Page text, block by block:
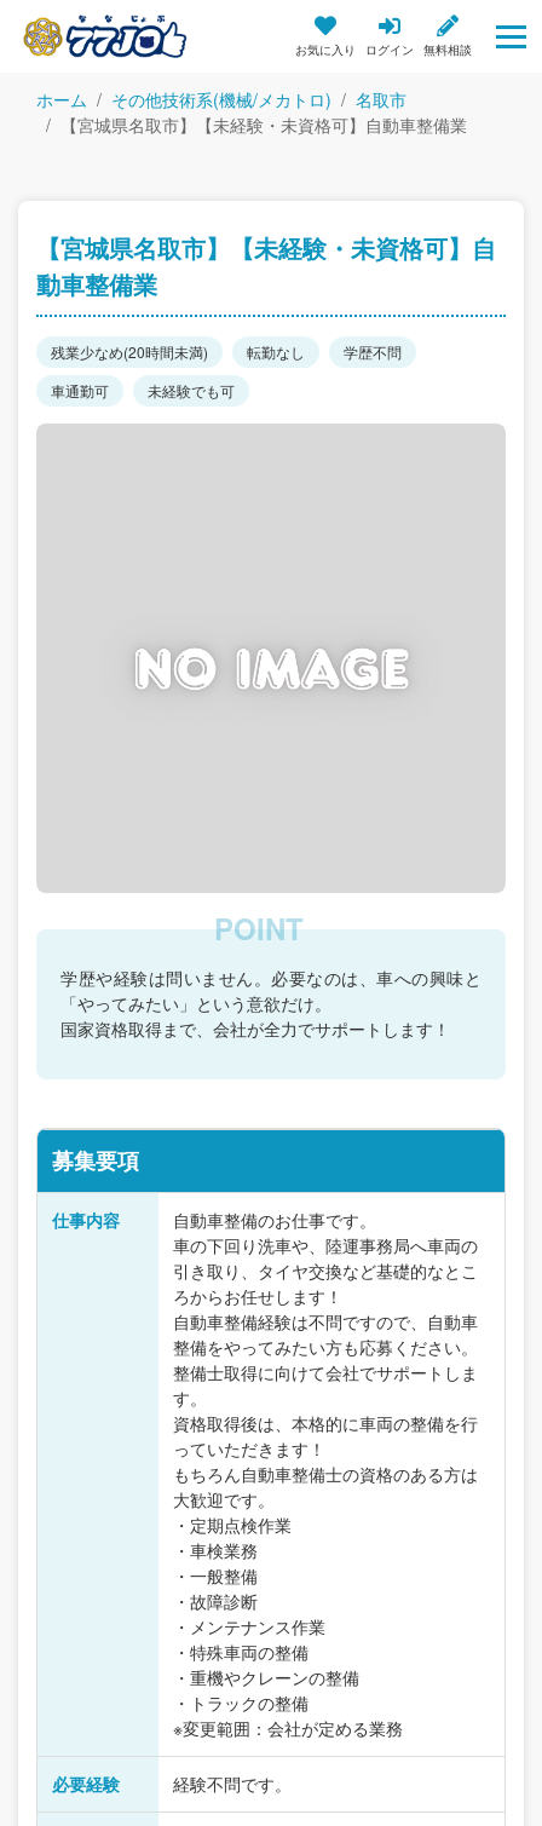
お気に入り ログイン 無料相談
ホーム その他技術系(機械/メカトロ)
名取市
【宮城県名取市】【未経験・未資格可】自動車整備業
【宮城県名取市】【未経験・未資格可】自
動車整備業
残業少なめ(20時間未満) 転勤なし
学歴不問
車通勤可
未経験でも可
学歴や経験は問いません。必要なのは、車への興味と
「やってみたい」という意欲だけ。
国家資格取得まで、会社が全力でサポートします！
募集要項
仕事内容
自動車整備のお仕事です。
車の下回り洗車や、陸運事務局へ車両の
引き取り、タイヤ交換など基礎的なとこ
ろからお任せします！
自動車整備経験は不問ですので、自動車
整備をやってみたい方も応募ください。
整備士取得に向けて会社でサポートしま
す。
資格取得後は、本格的に車両の整備を行
っていただきます！
もちろん自動車整備士の資格のある方は
大歓迎です。
・定期点検作業
・車検業務
・一般整備
・故障診断
・メンテナンス作業
・特殊車両の整備
・重機やクレーンの整備
・トラックの整備
※変更範囲：会社が定める業務
必要経験 経験不問です。